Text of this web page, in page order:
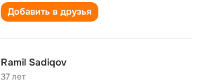
Добавить в друзья
Ramil Sadiqov
37 лет